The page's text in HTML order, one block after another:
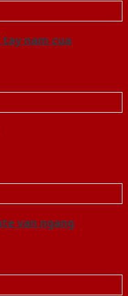
tay nam cua
van ngang